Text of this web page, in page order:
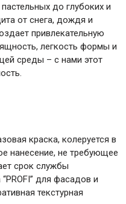
до глубоких и
от снега, дождя и
привлекательную
легкость формы и
среды – с нами этот
краска, колеруется в
нанесение, не требующее
срок службы
для фасадов и
текстурная
и сада
и уборки